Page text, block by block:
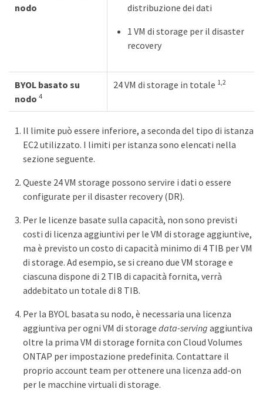
nodo
distribuzione dei dati
1 VM di storage per il disaster
recovery
BYOL basato su
nodo 4
24 VM di storage in totale 1,2
Il limite può essere inferiore, a seconda del tipo di istanza
EC2 utilizzato. I limiti per istanza sono elencati nella
sezione seguente.
Queste 24 VM storage possono servire i dati o essere
configurate per il disaster recovery (DR).
Per le licenze basate sulla capacità, non sono previsti
costi di licenza aggiuntivi per le VM di storage aggiuntive,
ma è previsto un costo di capacità minimo di 4 TIB per VM
di storage. Ad esempio, se si creano due VM storage e
ciascuna dispone di 2 TIB di capacità fornita, verrà
addebitato un totale di 8 TIB.
Per la BYOL basata su nodo, è necessaria una licenza
aggiuntiva per ogni VM di storage data-serving aggiuntiva
oltre la prima VM di storage fornita con Cloud Volumes
ONTAP per impostazione predefinita. Contattare il
proprio account team per ottenere una licenza add-on
per le macchine virtuali di storage.